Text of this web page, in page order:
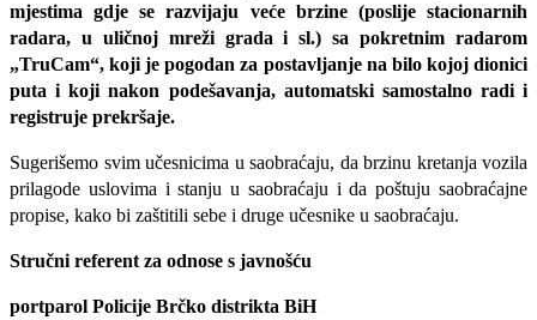
mjestima gdje se razvijaju veće brzine (poslije stacionarnih
radara, u uličnoj mreži grada i sl.) sa pokretnim radarom
„TruCam“, koji je pogodan za postavljanje na bilo kojoj dionici
puta i koji nakon podešavanja, automatski samostalno radi i
registruje prekršaje.
Sugerišemo svim učesnicima u saobraćaju, da brzinu kretanja vozila
prilagode uslovima i stanju u saobraćaju i da poštuju saobraćajne
propise, kako bi zaštitili sebe i druge učesnike u saobraćaju.
Stručni referent za odnose s javnošću
portparol Policije Brčko distrikta BiH